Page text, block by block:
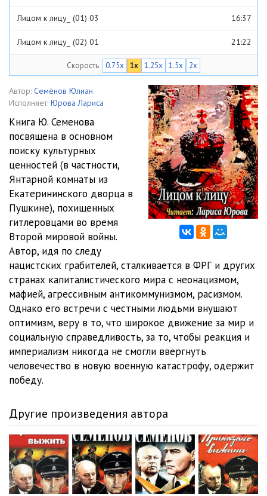
Лицом к лицу_ (01) 03 16:37
Лицом к лицу_ (02) 01 21:22
Лицом к лицу_ (02) 02
Лицом к лицу_ (02) 03 15:55
20:21
Лицом к лицу_ (03) 02 23:32
Лицом к лицу_ (03) 03 15:14
Лицом к лицу_ (04) 01 20:14
Лицом к лицу_ (04) 02 21:01
Лицом к лицу_ (04) 03
Лицом к лицу_ (05) 01
Лицом к лицу_ (05) 02 21:16
Лицом к лицу_ (05) 03 14:54
Лицом к лицу_ (06) 01 20:13
Лицом к лицу_ (06) 02
Лицом к лицу_ (06) 03
Лицом к лицу_ (07) 02 22:28
Лицом к лицу_ (07) 03 16:14
Лицом к лицу_ (08) 01 20:43
Скорость 0.75x 1x 1.25x 1.5x 2x
Автор: Семёнов Юлиан
Исполняет: Юрова Лариса
Книга Ю. Семенова
посвящена в основном
поиску культурных
ценностей (в частности,
Янтарной комнаты из
Екатерининского дворца в
Пушкине), похищенных
гитлеровцами во время
Второй мировой войны.
Автор, идя по следу
нацистских грабителей, сталкивается в ФРГ и других
странах капиталистического мира с неонацизмом,
мафией, агрессивным антикоммунизмом, расизмом.
Однако его встречи с честными людьми внушают
оптимизм, веру в то, что широкое движение за мир и
социальную справедливость, за то, чтобы реакция и
империализм никогда не смогли ввергнуть
человечество в новую военную катастрофу, одержит
победу.
Другие произведения автора